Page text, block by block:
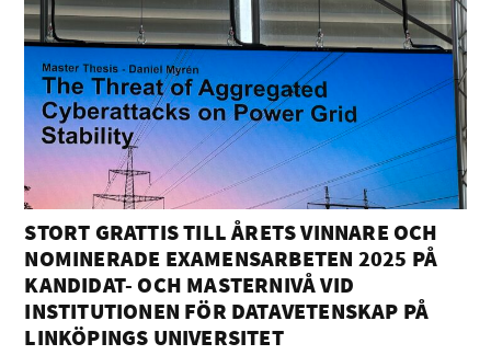
STORT GRATTIS TILL ÅRETS VINNARE OCH
NOMINERADE EXAMENSARBETEN 2025 PÅ
KANDIDAT- OCH MASTERNIVÅ VID
INSTITUTIONEN FÖR DATAVETENSKAP PÅ
LINKÖPINGS UNIVERSITET